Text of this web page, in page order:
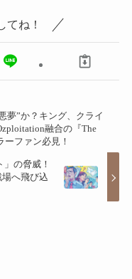
てね！
夢”か？キング、クライ
融合の『The
ファン必見！
」の脅威！
へ飛び込